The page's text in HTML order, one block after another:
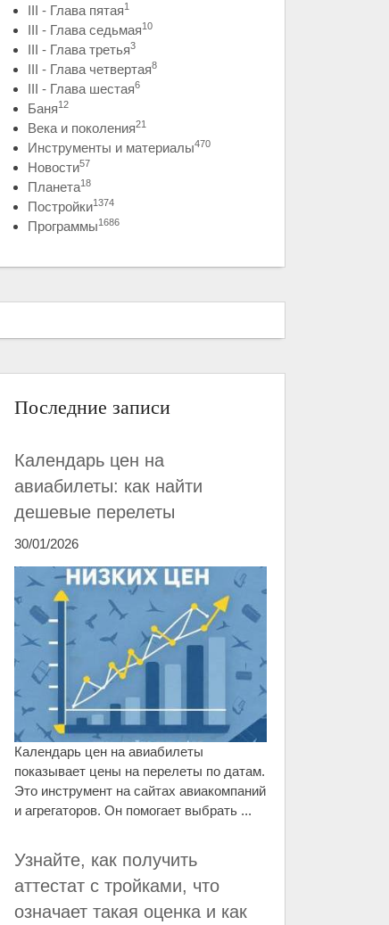
III - Глава пятая1
III - Глава седьмая10
III - Глава третья3
III - Глава четвертая8
III - Глава шестая6
Баня12
Века и поколения21
Инструменты и материалы470
Новости57
Планета18
Постройки1374
Программы1686
Последние записи
Календарь цен на
авиабилеты: как найти
дешевые перелеты
30/01/2026
Календарь цен на авиабилеты
показывает цены на перелеты по датам.
Это инструмент на сайтах авиакомпаний
и агрегаторов. Он помогает выбрать ...
Узнайте, как получить
аттестат с тройками, что
означает такая оценка и как